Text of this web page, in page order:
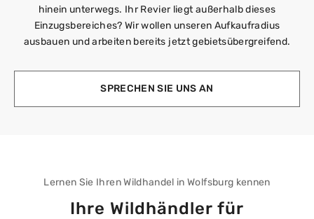
hinein unterwegs. Ihr Revier liegt außerhalb dieses
Einzugsbereiches? Wir wollen unseren Aufkaufradius
ausbauen und arbeiten bereits jetzt gebietsübergreifend.
SPRECHEN SIE UNS AN
Lernen Sie Ihren Wildhandel in Wolfsburg kennen
Ihre Wildhändler für